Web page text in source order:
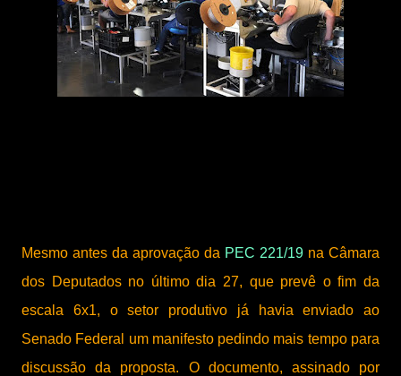
Mesmo antes da aprovação da PEC 221/19 na Câmara
dos Deputados no último dia 27, que prevê o fim da
escala 6x1, o setor produtivo já havia enviado ao
Senado Federal um manifesto pedindo mais tempo para
discussão da proposta. O documento, assinado por